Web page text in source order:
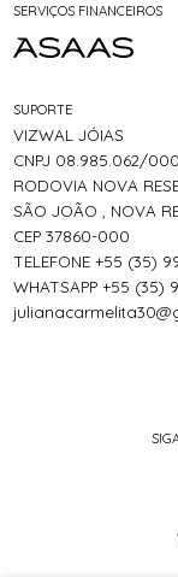
SERVIÇOS FINANCEIROS
SUPORTE
VIZWAL JÓIAS
CNPJ 08.985.062/
RODOVIA NOVA
SÃO JOÃO , NOVA
CEP 37860-000
TELEFONE +55 (35)
WHATSAPP +55 (35)